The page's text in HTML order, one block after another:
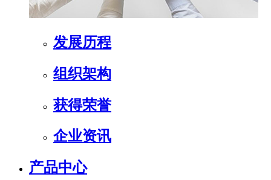
发展历程
组织架构
获得荣誉
企业资讯
产品中心